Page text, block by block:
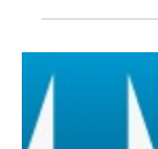
según
Este
auténtica
tranquilidad.